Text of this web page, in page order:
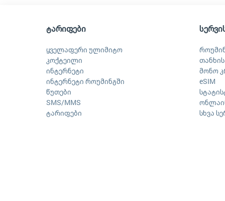
ტარიფები
ყველაფერი ულიმიტო
კოქტეილი
ინტერნეტი
ინტერნეტი როუმინგში
წუთები
SMS/MMS
ტარიფები
მონო
eSIM
სხვა